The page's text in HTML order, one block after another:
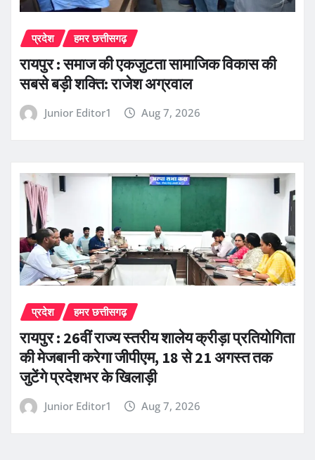
प्रदेश हमर छत्तीसगढ़
रायपुर : समाज की एकजुटता सामाजिक विकास की
सबसे बड़ी शक्ति: राजेश अग्रवाल
Junior Editor1 Aug 7, 2026
प्रदेश हमर छत्तीसगढ़
रायपुर : 26वीं राज्य स्तरीय शालेय क्रीड़ा प्रतियोगिता
की मेजबानी करेगा जीपीएम, 18 से 21 अगस्त तक
जुटेंगे प्रदेशभर के खिलाड़ी
Junior Editor1 Aug 7, 2026